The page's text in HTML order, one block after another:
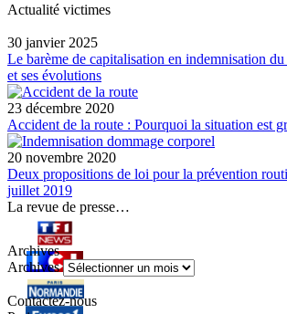
Actualité victimes
30 janvier 2025
Le barème de capitalisation en indemnisation
et ses évolutions
23 décembre 2020
Accident de la route : Pourquoi la situation est
20 novembre 2020
Deux propositions de loi pour la prévention
juillet 2019
La revue de presse…
Archives
Archives
Contactez-nous